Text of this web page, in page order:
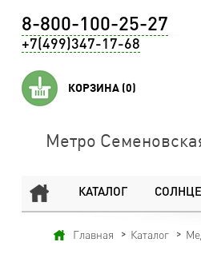
8-800-100-25-27
+7(499)347-17-68
КОРЗИНА (0)
Метро
КАТАЛОГ
Главная Каталог